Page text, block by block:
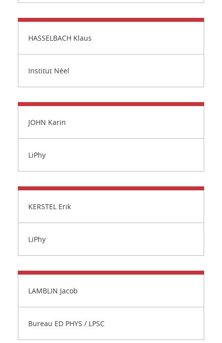
HASSELBACH Klaus
Institut Néel
JOHN Karin
LiPhy
KERSTEL Erik
LiPhy
LAMBLIN Jacob
Bureau ED PHYS / LPSC